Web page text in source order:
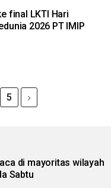
final LKTI Hari
2026 PT IMIP
5
di mayoritas wilayah
Sabtu